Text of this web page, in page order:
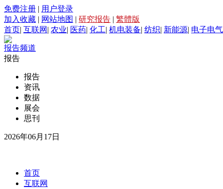
免费注册 | 用户登录
加入收藏 | 网站地图 | 研究报告 | 繁體版
首页| 互联网 | 农业| 医药| 化工| 机电装备| 纺织| 新能源| 电子电气
报告频道
报告
报告
资讯
数据
展会
思刊
2026年06月17日
首页
互联网